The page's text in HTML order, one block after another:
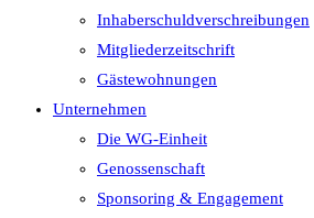
Inhaberschuld­verschreibungen
Mitgliederzeitschrift
Gästewohnungen
Unternehmen
Die WG-Einheit
Genossenschaft
Sponsoring & Engagement